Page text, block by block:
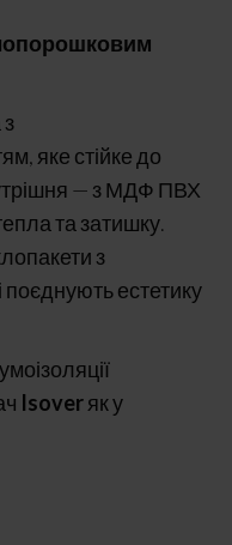
яке стійке до
— з МДФ ПВХ
та затишку.
з
естетику
Isoverяк у